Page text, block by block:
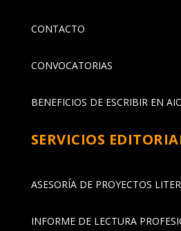
CONTACTO
CONVOCATORIAS
BENEFICIOS DE ESCRIBIR EN
SERVICIOS
ASESORÍA DE PROYECTOS
INFORME DE LECTURA